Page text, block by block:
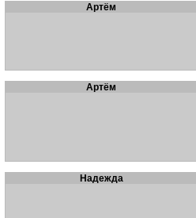
Артём
Артём
Надежда